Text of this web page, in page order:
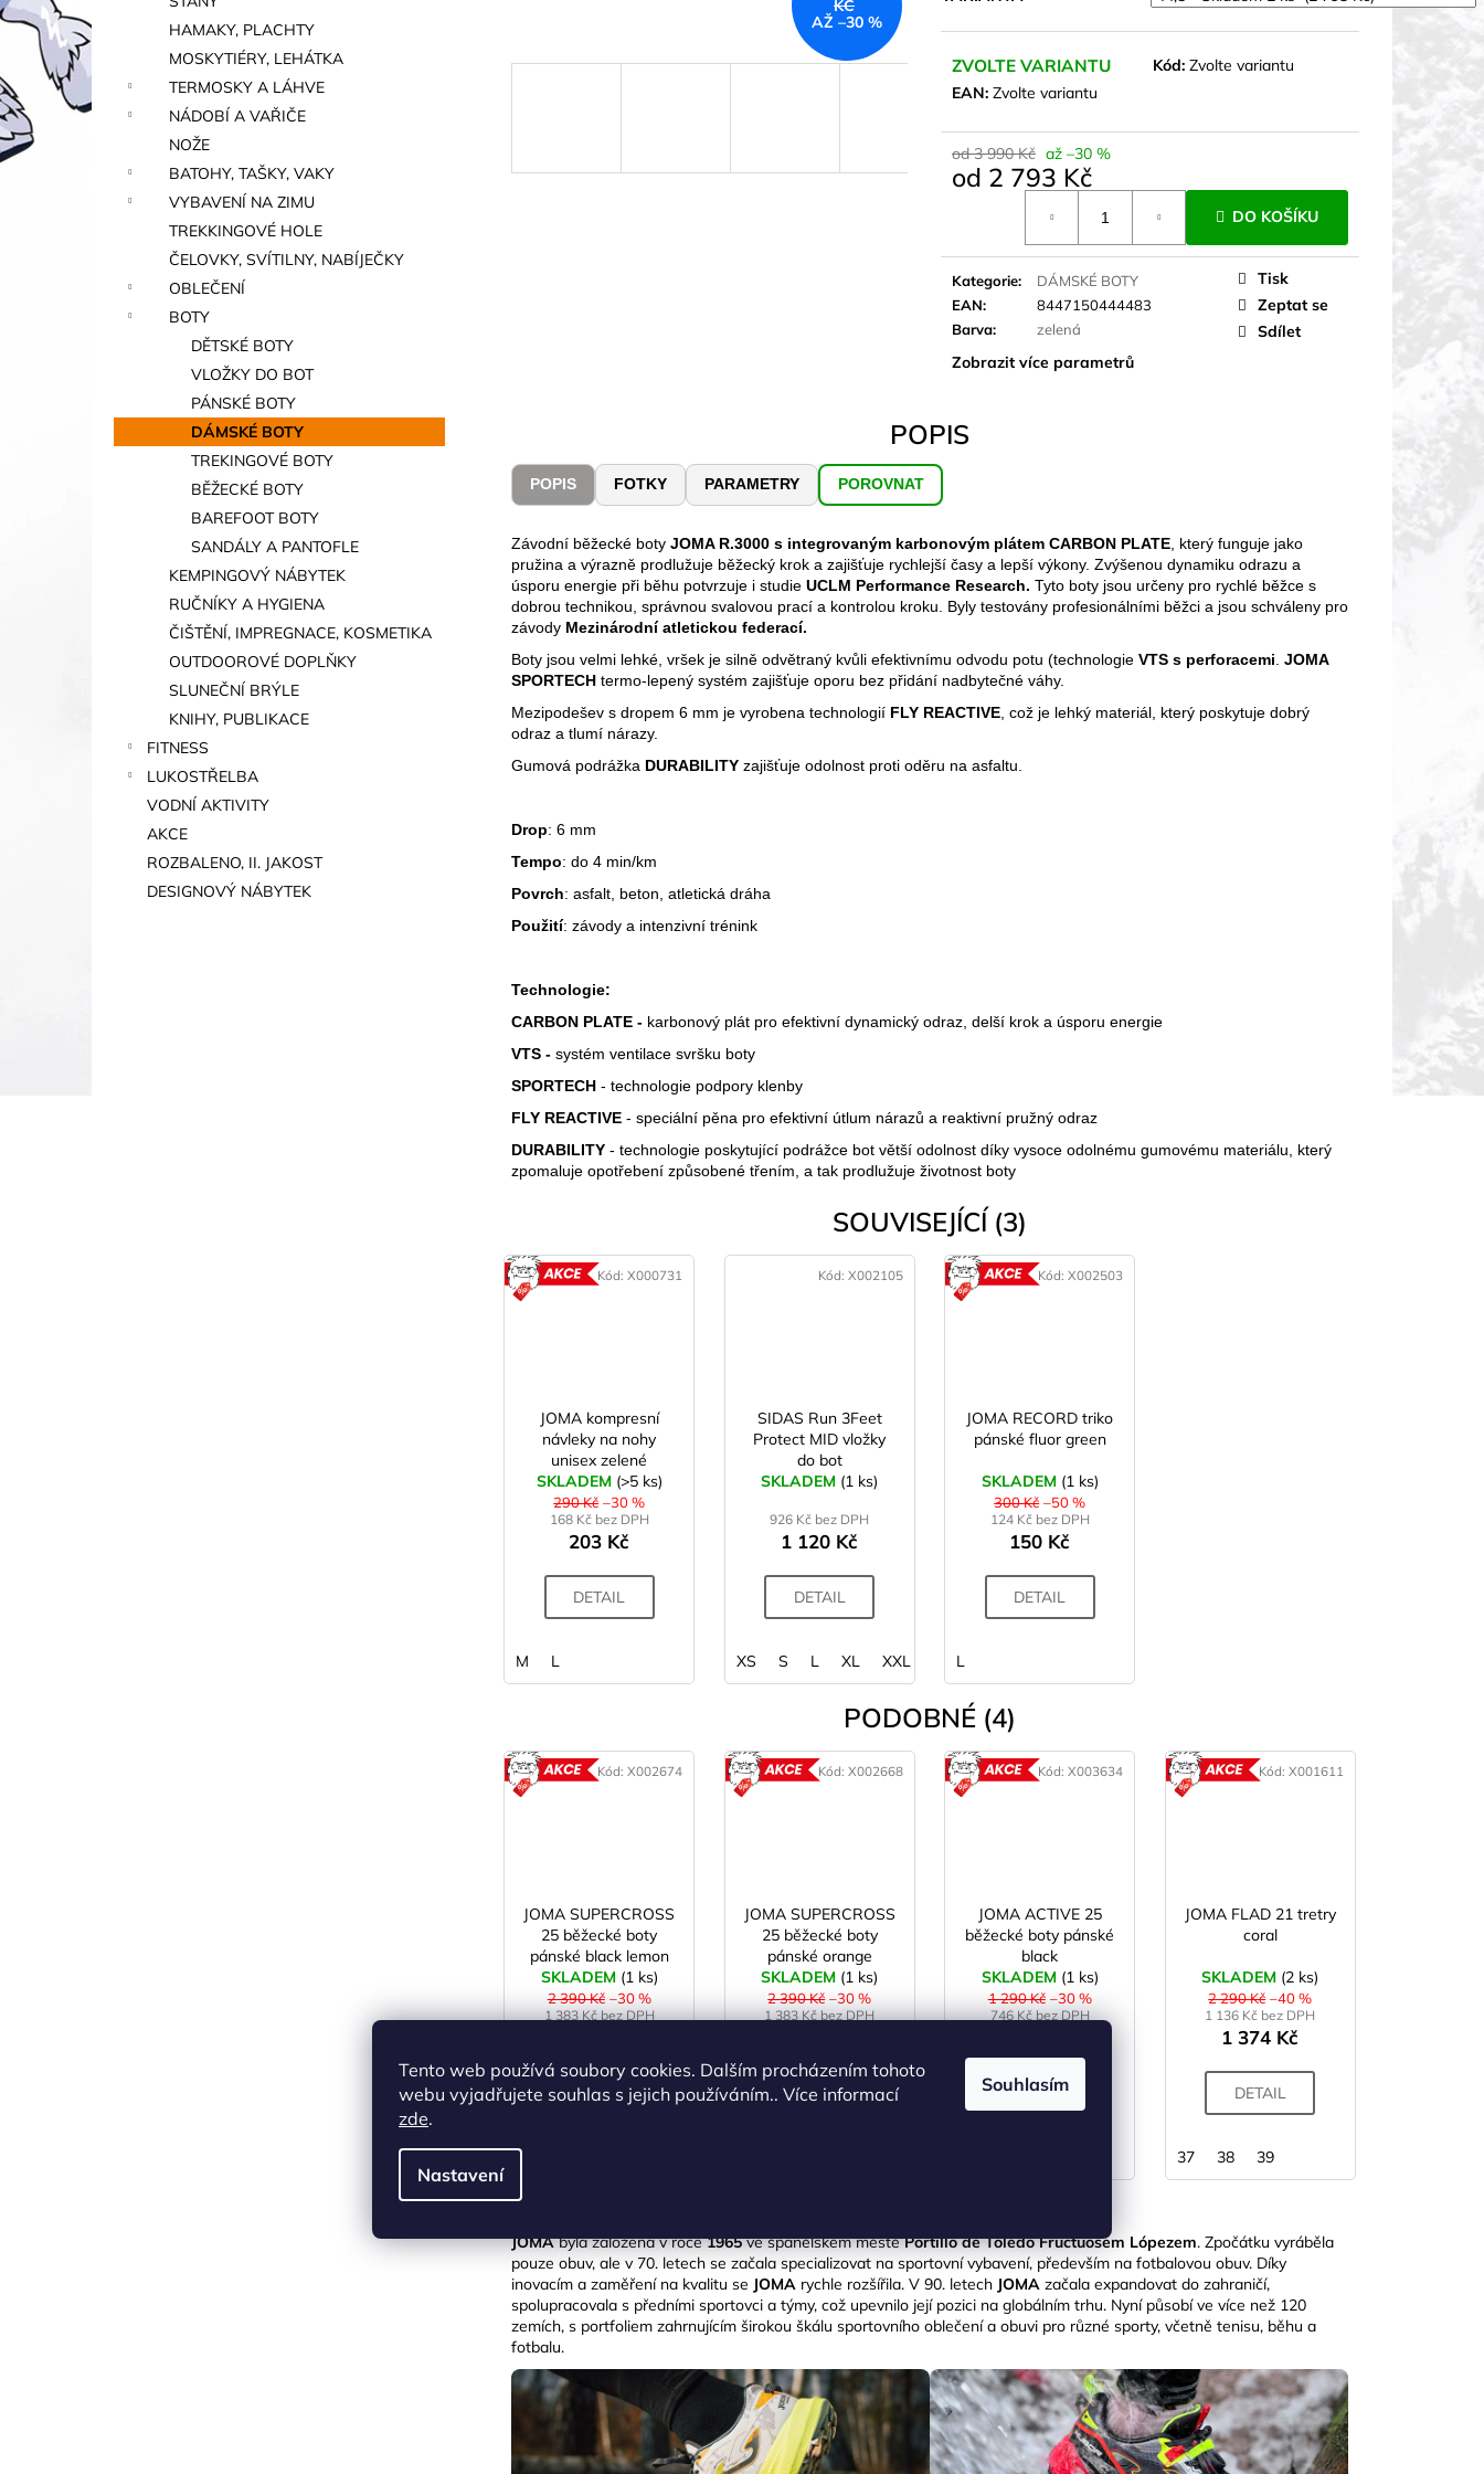
Tento web používá soubory cookies. Dalším procházením tohoto
webu vyjadřujete souhlas s jejich používáním.. Více informací
zde.
Nastavení
Souhlasím
a
n
e
l
HAMAKY, PLACHTY
MOSKYTIÉRY, LEHÁTKA
TERMOSKY A LÁHVE
NÁDOBÍ A VAŘIČE
NOŽE
BATOHY, TAŠKY, VAKY
VYBAVENÍ NA ZIMU
TREKKINGOVÉ HOLE
ČELOVKY, SVÍTILNY, NABÍJEČKY
OBLEČENÍ
BOTY
DĚTSKÉ BOTY
VLOŽKY DO BOT
PÁNSKÉ BOTY
DÁMSKÉ BOTY
TREKINGOVÉ BOTY
BĚŽECKÉ BOTY
BAREFOOT BOTY
SANDÁLY A PANTOFLE
KEMPINGOVÝ NÁBYTEK
RUČNÍKY A HYGIENA
ČIŠTĚNÍ, IMPREGNACE, KOSMETIKA
OUTDOOROVÉ DOPLŇKY
SLUNEČNÍ BRÝLE
KNIHY, PUBLIKACE
FITNESS
LUKOSTŘELBA
VODNÍ AKTIVITY
AKCE
ROZBALENO, II. JAKOST
DESIGNOVÝ NÁBYTEK
ZVOLTE VARIANTU Kód: Zvolte variantu
EAN: Zvolte variantu
od 3 990 Kč až –30 %
od 2 793 Kč
DO KOŠÍKU
Kategorie:
DÁMSKÉ BOTY
EAN:
8447150444483
Barva: zelená
Zobrazit více parametrů
Tisk
Zeptat se
Sdílet
KČ
AŽ –30 %
POPIS
POPIS FOTKY PARAMETRY POROVNAT
Závodní běžecké boty JOMA R.3000 s integrovaným karbonovým plátem CARBON PLATE , který funguje jako
pružina a výrazně prodlužuje běžecký krok a zajišťuje rychlejší časy a lepší výkony. Zvýšenou dynamiku odrazu a
úsporu energie při běhu potvrzuje i studie UCLM Performance Research. Tyto boty jsou určeny pro rychlé běžce s
dobrou technikou, správnou svalovou prací a kontrolou kroku. Byly testovány profesionálními běžci a jsou schváleny pro
závody Mezinárodní atletickou federací.
Boty jsou velmi lehké, vršek je silně odvětraný kvůli efektivnímu odvodu potu (technologie VTS s perforacemi JOMA
SPORTECH termo-lepený systém zajišťuje oporu bez přidání nadbytečné váhy.
Mezipodešev s dropem 6 mm je vyrobena technologií FLY REACTIVE , což je lehký materiál, který poskytuje dobrý
odraz a tlumí nárazy.
Gumová podrážka DURABILITY zajišťuje odolnost proti oděru na asfaltu.
Drop: 6 mm
Tempo: do 4 min/km
Povrch: asfalt, beton, atletická dráha
Použití: závody a intenzivní trénink
Technologie:
CARBON PLATE - karbonový plát pro efektivní dynamický odraz, delší krok a úsporu energie
VTS - systém ventilace svršku boty
SPORTECH - technologie podpory klenby
FLY REACTIVE - speciální pěna pro efektivní útlum nárazů a reaktivní pružný odraz
DURABILITY - technologie poskytující podrážce bot větší odolnost díky vysoce odolnému gumovému materiálu, který
zpomaluje opotřebení způsobené třením, a tak prodlužuje životnost boty
SOUVISEJÍCÍ (3)
JOMA kompresní
návleky na nohy
unisex zelené
SKLADEM (>5 ks)
290 Kč –30 %
168 Kč bez DPH
203 Kč
DETAIL
M L
Kód:X000731
SIDAS Run 3Feet
Protect MID vložky
do bot
SKLADEM (1 ks)
926 Kč bez DPH
1 120 Kč
DETAIL
XS S L XL XXL
Kód: X002105
JOMA RECORD triko
pánské fluor green
SKLADEM (1 ks)
300 Kč –50 %
124 Kč bez DPH
150 Kč
DETAIL
L
Kód:X002503
PODOBNÉ (4)
JOMA SUPERCROSS
25 běžecké boty
pánské black lemon
SKLADEM (1 ks)
2 390 Kč –30 %
1 383 Kč bez DPH
DETAIL
40
Kód:X002674
JOMA SUPERCROSS
25 běžecké boty
pánské orange
SKLADEM (1 ks)
2 390 Kč –30 %
1 383 Kč bez DPH
DETAIL
Kód: X002668
JOMA ACTIVE 25
běžecké boty pánské
black
SKLADEM (1 ks)
1 290 Kč –30 %
746 Kč bez DPH
DETAIL
Kód:X003634
JOMA FLAD 21 tretry
coral
SKLADEM (2 ks)
2 290 Kč –40 %
1 136 Kč bez DPH
1 374 Kč
DETAIL
37 38 39
Kód: X001611
JOMAbyla založena v roce1965ve španělském městěPortillo de Toledo Fructuosem Lópezem. Zpočátku vyráběla
pouze obuv, ale v 70. letech se začala specializovat na sportovní vybavení, především na fotbalovou obuv. Díky
inovacím a zaměření na kvalitu se JOMA rychle rozšířila. V 90. letech JOMA začala expandovat do zahraničí,
spolupracovala s předními sportovci a týmy, což upevnilo její pozici na globálním trhu. Nyní působí ve více než 120
zemích, s portfoliem zahrnujícím širokou škálu sportovního oblečení a obuvi pro různé sporty, včetně tenisu, běhu a
fotbalu.